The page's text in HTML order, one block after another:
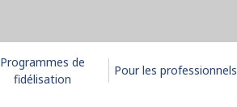
Programmes de
fidélisation
Pour les professionnels